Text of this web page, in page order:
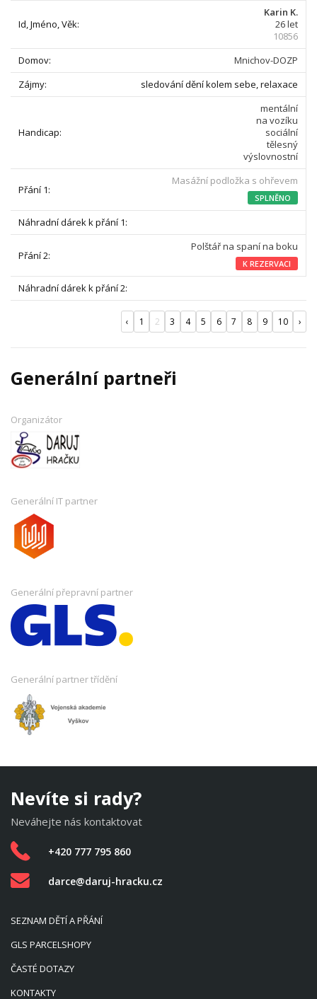
Karin K.
26 let
10856
Mnichov-DOZP
sledování dění kolem sebe, relaxace
mentální
na vozíku
sociální
tělesný
výslovnostní
Masážní podložka s ohřevem
SPLNĚNO
Polštář na spaní na boku
K REZERVACI
‹ 1 2 3 4 5 6 7 8 9 10 ›
Generální partneři
Organizátor
Generální IT partner
Generální přepravní partner
Generální partner třídění
Nevíte si rady?
Neváhejte nás kontaktovat
+420 777 795 860
darce@daruj-hracku.cz
SEZNAM DĚTÍ A PŘÁNÍ
GLS PARCELSHOPY
ČASTÉ DOTAZY
KONTAKTY